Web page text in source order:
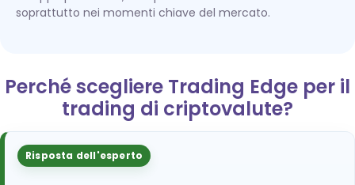
soprattutto nei momenti chiave del mercato.
Perché scegliere Trading Edge per il
trading di criptovalute?
Risposta dell'esperto